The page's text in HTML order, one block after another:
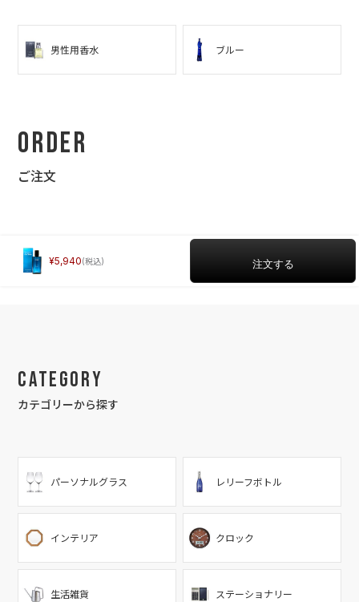
男性用香水 ブルー
Order
ご注文
5,940
Category
カテゴリーから探す
パーソナルグラス レリーフボトル
インテリア クロック
生活雑貨 ステーショナリー